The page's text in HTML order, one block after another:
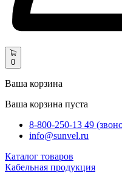
0
Ваша корзина
Ваша корзина пуста
8-800-250-13 49
info@sunvel.ru
Каталог товаров
Кабельная продукция